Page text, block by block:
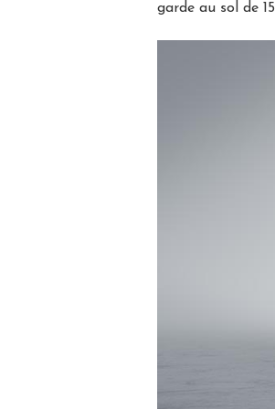
garde au sol de